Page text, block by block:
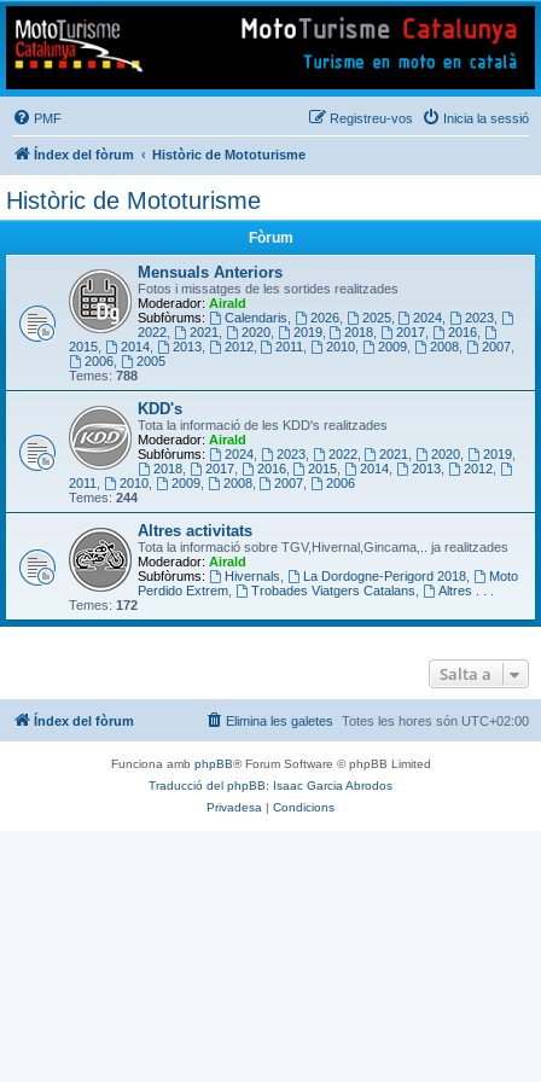
Mototurisme
Turisme en moto en català
PMF Inicia la sessió
Registreu-vos
Índex del fòrum Històric de Mototurisme
Històric de Mototurisme
Fòrum
Mensuals Anteriors
Fotos i missatges de les sortides realitzades
Moderador: Airald
Subfòrums:
Calendaris 2026, 2025, 2024 2023
2022
2021 2020, 2019, 2018 2017 2016
2015
2014, 2013, 2012, 2011 2010 2009 2008, 2007,
2006,
2005
Temes: 788
KDD's
Tota la informació de les KDD's realitzades
Moderador: Airald
Subfòrums:
2024, 2023, 2022, 2021 2020 2019
2018, 2017, 2016, 2015 2014 2013 2012,
2011
2010, 2009, 2008, 2007
2006
Temes: 244
Altres activitats
Tota la informació sobre TGV,Hivernal,Gincama,.. ja realitzades
Moderador: Airald
Subfòrums:
Hivernals La Dordogne-Perigord 2018,
Moto
Perdido Extrem
Trobades Viatgers Catalans
Altres . . .
Temes: 172
Salta a
Índex del fòrum Totes les hores són UTC+02:00
Elimina les galetes
Funciona amb phpBB® Forum Software © phpBB Limited
Traducció del phpBB: Isaac Garcia Abrodos
Privadesa | Condicions